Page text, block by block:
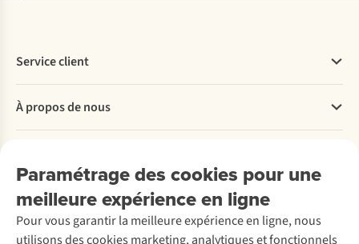
Paramétrage des cookies pour une
meilleure expérience en ligne
Pour vous garantir la meilleure expérience en ligne, nous
utilisons des cookies marketing, analytiques et fonctionnels
Service client
Commander
Payer
Retourner
Rétractation d'une commande
Entretien & réparations
Garantie
À propos de nous
Entreprise responsable
À propos d’Ayacucho
Nos magasins
À propos d’A.S.Adventure
Location / Location sports d’hiver
Seconde-main
Entretien de ski
Découvrez
A.S.Magazine